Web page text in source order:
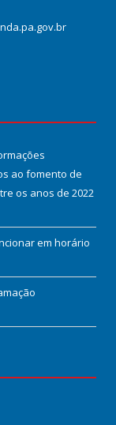
ao fomento de
os anos de 2022
em horário